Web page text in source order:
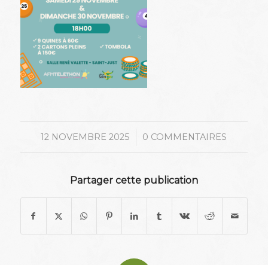
12 NOVEMBRE 2025
/ 0 COMMENTAIRES
Partager cette publication